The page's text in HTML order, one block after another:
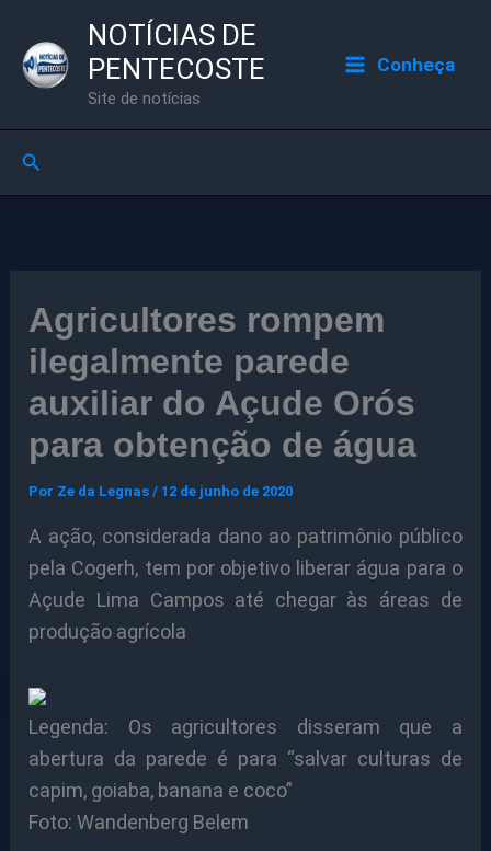
para
NOTÍCIAS DE
PENTECOSTE
Site de notícias
Conheça
Pesquisar
Agricultores rompem
ilegalmente parede
auxiliar do Açude Orós
para obtenção de água
Por Ze da Legnas/ 12 de junho de 2020
A ação, considerada dano ao patrimônio público
pela Cogerh, tem por objetivo liberar água para o
Açude Lima Campos até chegar às áreas de
produção agrícola
Legenda: Os agricultores disseram que a
abertura da parede é para “salvar culturas de
capim, goiaba, banana e coco”
Foto: Wandenberg Belem